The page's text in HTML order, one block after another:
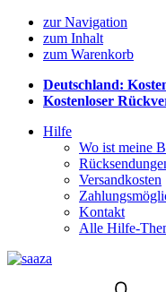
zur Navigation
zum Inhalt
zum Warenkorb
Deutschland:
Kostenloser
Hilfe
Wo ist meine
Versandkosten
Kontakt
Alle Hilfe-